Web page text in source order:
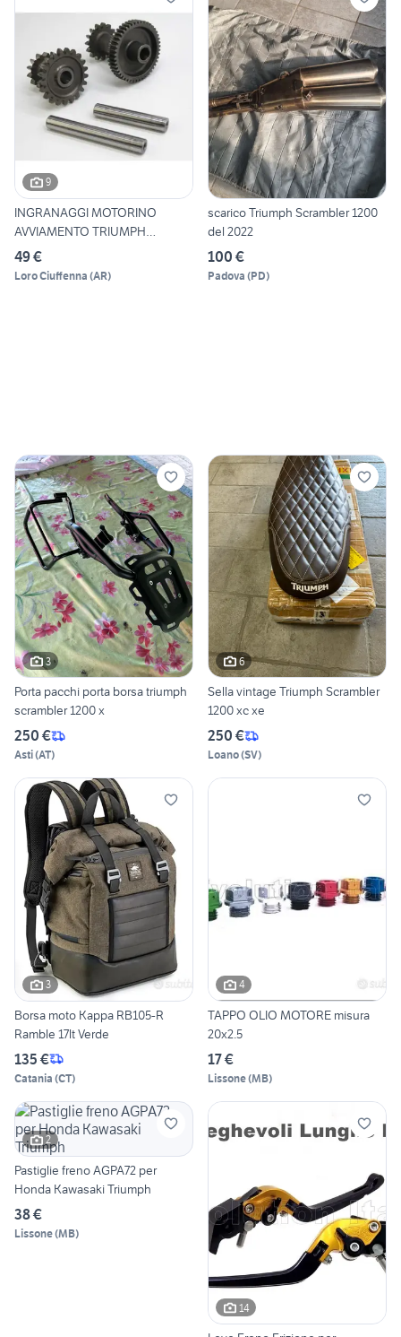
9
INGRANAGGI MOTORINO
AVVIAMENTO TRIUMPH
BONNEVILLE
49 €
Loro Ciuffenna (AR)
scarico Triumph Scrambler 1200
del 2022
100 €
Padova (PD)
3
Porta pacchi porta borsa triumph
scrambler 1200 x
250 €
Asti(AT)
6
Sella vintage Triumph Scrambler
1200 xc xe
250 €
Loano(SV)
3
Borsa moto Kappa RB105-R
Ramble 17lt Verde
135 €
Catania (CT)
4
TAPPO OLIO MOTORE misura
20x2.5
17 €
Lissone(MB)
2
Pastiglie freno AGPA72 per
Honda Kawasaki Triumph
38 €
Lissone(MB)
14